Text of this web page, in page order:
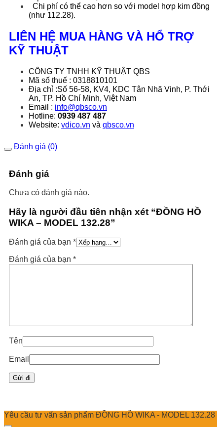
Chi phí có thể cao hơn so với model hợp kim đồng
(như 112.28).
LIÊN HỆ MUA HÀNG VÀ HỔ TRỢ
KỸ THUẬT
CÔNG TY TNHH KỸ THUẬT QBS
Mã số thuế : 0318810101
Địa chỉ :Số 56-58, KV4, KDC Tân Nhã Vinh, P. Thới
An, TP. Hồ Chí Minh, Việt Nam
Email : info@qbsco.vn
Hotline: 0939 487 487
Website: vdico.vn và qbsco.vn
Đánh giá (0)
Đánh giá
Chưa có đánh giá nào.
Hãy là người đầu tiên nhận xét “ĐỒNG HỒ
WIKA – MODEL 132.28”
Đánh giá của bạn *
Đánh giá của bạn *
Tên
Email
Yêu cầu tư vấn sản phẩm ĐỒNG HỒ WIKA - MODEL 132.28